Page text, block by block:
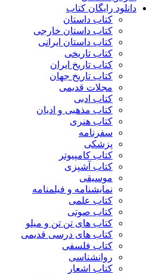
دانلود رایگان کتاب
کتاب داستان
کتاب داستان خارجی
کتاب داستان ایرانی
کتاب تاریخی
کتاب تاریخ ایران
کتاب تاریخ جهان
مجلات قدیمی
کتاب ادبی
کتاب مذهبی و ادیان
کتاب هنری
سفرنامه
پزشکی
کتاب کامپیوتر
کتاب آشپزی
موسیقی
نمایشنامه و فیلمنامه
کتاب علمی
کتاب صوتی
کتاب های تن تن و میلو
کتاب های درسی قدیمی
کتاب فلسفی
روانشناسی
کتاب اشعار